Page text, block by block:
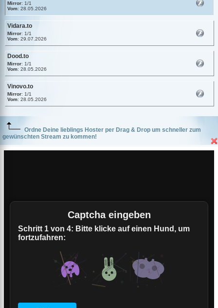
Mirror: 1/1
Vom: 28.05.2026
Vidara.to
Mirror: 1/1
Vom: 29.07.2026
Dood.to
Mirror: 1/1
Vom: 28.05.2026
Vinovo.to
Mirror: 1/1
Vom: 28.05.2026
Ordne Deine lieblings Hoster per Drag & Drop um schneller zum
gewünschten Stream zu kommen!